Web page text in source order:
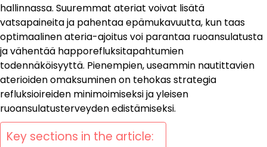
hallinnassa. Suuremmat ateriat voivat lisätä
vatsapaineita ja pahentaa epämukavuutta, kun taas
optimaalinen ateria-ajoitus voi parantaa ruoansulatusta
ja vähentää happorefluksitapahtumien
todennäköisyyttä. Pienempien, useammin nautittavien
aterioiden omaksuminen on tehokas strategia
refluksioireiden minimoimiseksi ja yleisen
ruoansulatusterveyden edistämiseksi.
Key sections in the article: